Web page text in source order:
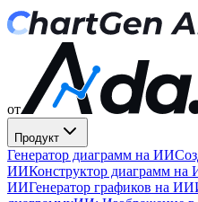
от
Продукт
Генератор диаграмм на ИИ
ИИКонструктор диаграмм на
ИИГенератор графиков на ИИ